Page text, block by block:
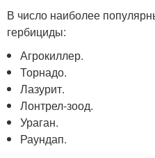
В число наиболее
гербициды:
Агрокиллер.
Торнадо.
Лазурит.
Лонтрел-зоод.
Ураган.
Раундап.